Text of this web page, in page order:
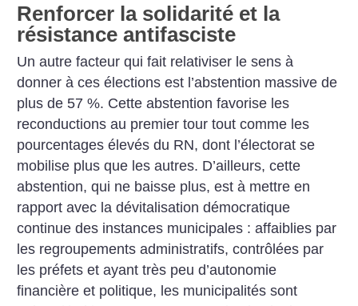
Renforcer la solidarité et la
résistance antifasciste
Un autre facteur qui fait relativiser le sens à
donner à ces élections est l’abstention massive de
plus de 57 %. Cette abstention favorise les
reconductions au premier tour tout comme les
pourcentages élevés du RN, dont l’électorat se
mobilise plus que les autres. D’ailleurs, cette
abstention, qui ne baisse plus, est à mettre en
rapport avec la dévitalisation démocratique
continue des instances municipales : affaiblies par
les regroupements administratifs, contrôlées par
les préfets et ayant très peu d’autonomie
financière et politique, les municipalités sont